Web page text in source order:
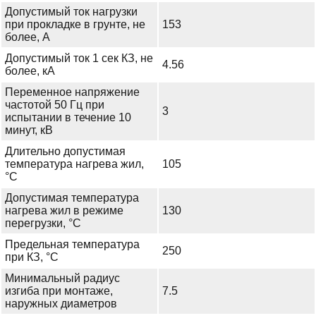
Допустимый ток нагрузки
при прокладке в грунте, не
более, А
153
Допустимый ток 1 сек КЗ, не
более, кА
4.56
Переменное напряжение
частотой 50 Гц при
испытании в течение 10
минут, кВ
3
Длительно допустимая
температура нагрева жил,
°С
105
Допустимая температура
нагрева жил в режиме
перегрузки, °С
130
Предельная температура
при КЗ, °С
250
Минимальный радиус
изгиба при монтаже,
наружных диаметров
7.5